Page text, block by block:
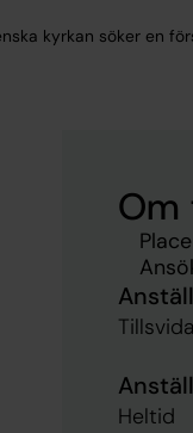
kyrkan söker en
Heltid